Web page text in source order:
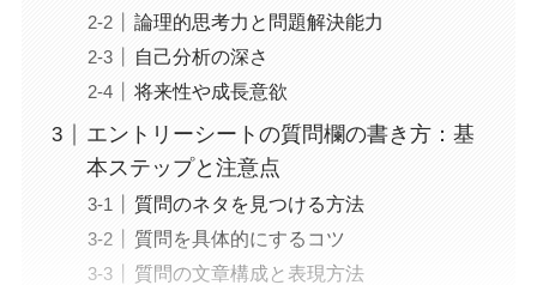
論理的思考力と問題解決能力
自己分析の深さ
将来性や成長意欲
エントリーシートの質問欄の書き方：基
本ステップと注意点
質問のネタを見つける方法
質問を具体的にするコツ
質問の文章構成と表現方法